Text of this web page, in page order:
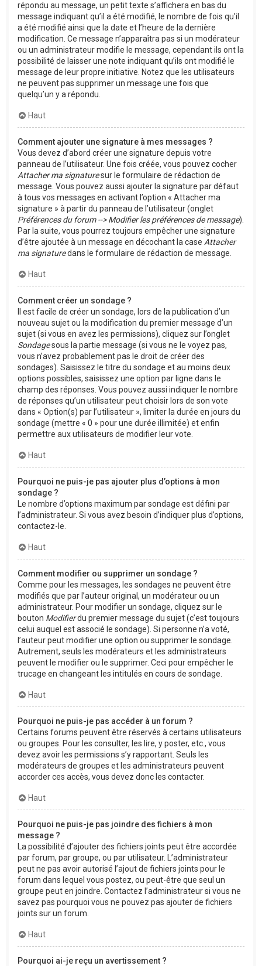
répondu au message, un petit texte s’affichera en bas du
message indiquant qu’il a été modifié, le nombre de fois qu’il
a été modifié ainsi que la date et l’heure de la dernière
modification. Ce message n’apparaîtra pas si un modérateur
ou un administrateur modifie le message, cependant ils ont la
possibilité de laisser une note indiquant qu’ils ont modifié le
message de leur propre initiative. Notez que les utilisateurs
ne peuvent pas supprimer un message une fois que
quelqu’un y a répondu.
Haut
Comment ajouter une signature à mes messages ?
Vous devez d’abord créer une signature depuis votre
panneau de l’utilisateur. Une fois créée, vous pouvez cocher
Attacher ma signaturesur le formulaire de rédaction de
message. Vous pouvez aussi ajouter la signature par défaut
à tous vos messages en activant l’option « Attacher ma
signature » à partir du panneau de l’utilisateur (onglet
Préférences du forum --> Modifier les préférences de message).
Par la suite, vous pourrez toujours empêcher une signature
d’être ajoutée à un message en décochant la case Attacher
ma signaturedans le formulaire de rédaction de message.
Haut
Comment créer un sondage ?
Il est facile de créer un sondage, lors de la publication d’un
nouveau sujet ou la modification du premier message d’un
sujet (si vous en avez les permissions), cliquez sur l’onglet
Sondagesous la partie message (si vous ne le voyez pas,
vous n’avez probablement pas le droit de créer des
sondages). Saisissez le titre du sondage et au moins deux
options possibles, saisissez une option par ligne dans le
champ des réponses. Vous pouvez aussi indiquer le nombre
de réponses qu’un utilisateur peut choisir lors de son vote
dans « Option(s) par l’utilisateur », limiter la durée en jours du
sondage (mettre « 0 » pour une durée illimitée) et enfin
permettre aux utilisateurs de modifier leur vote.
Haut
Pourquoi ne puis-je pas ajouter plus d’options à mon
sondage ?
Le nombre d’options maximum par sondage est défini par
l’administrateur. Si vous avez besoin d’indiquer plus d’options,
contactez-le.
Haut
Comment modifier ou supprimer un sondage ?
Comme pour les messages, les sondages ne peuvent être
modifiés que par l’auteur original, un modérateur ou un
administrateur. Pour modifier un sondage, cliquez sur le
bouton Modifierdu premier message du sujet (c’est toujours
celui auquel est associé le sondage). Si personne n’a voté,
l’auteur peut modifier une option ou supprimer le sondage.
Autrement, seuls les modérateurs et les administrateurs
peuvent le modifier ou le supprimer. Ceci pour empêcher le
trucage en changeant les intitulés en cours de sondage.
Haut
Pourquoi ne puis-je pas accéder à un forum ?
Certains forums peuvent être réservés à certains utilisateurs
ou groupes. Pour les consulter, les lire, y poster, etc., vous
devez avoir les permissions s’y rapportant. Seuls les
modérateurs de groupes et les administrateurs peuvent
accorder ces accès, vous devez donc les contacter.
Haut
Pourquoi ne puis-je pas joindre des fichiers à mon
message ?
La possibilité d’ajouter des fichiers joints peut être accordée
par forum, par groupe, ou par utilisateur. L’administrateur
peut ne pas avoir autorisé l’ajout de fichiers joints pour le
forum dans lequel vous postez, ou peut-être que seul un
groupe peut en joindre. Contactez l’administrateur si vous ne
savez pas pourquoi vous ne pouvez pas ajouter de fichiers
joints sur un forum.
Haut
Pourquoi ai-je reçu un avertissement ?